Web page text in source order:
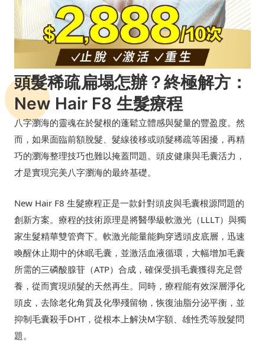
頭髮稀疏扁塌怎辦？終極解方：
New Hair F8 生髮療程
八字瀏海的靈魂在於髮根的蓬鬆立體感與髮量的豐盈度。然
而，如果面臨前額脫髮、髮線後移或頭髮稀疏等困擾，再精
巧的瀏海整理技巧也難以掩蓋問題。頭皮健康與毛囊活力，
才是實現完美八字瀏海的最終基礎。
New Hair F8 生髮療程正是一款針對頭皮與毛囊根源問題的
創新方案。療程的技術原理是將醫學級軟激光（LLLT）與獨
家生髮精華雙管齊下。軟激光能量能夠穿透頭皮底層，迅速
喚醒休止期中的休眠毛囊，並激活血液循環，大幅增加毛囊
所需的三磷酸腺苷（ATP）合成，確保受損毛囊獲得充足營
養，從而實現頭髮的天然再生。同時，療程能有效深層淨化
頭皮，去除老化角質及化學殘留物，恢復油脂分泌平衡，並
抑制毛囊殺手DHT，從根本上解決M字額、雄性禿等脫髮問
題。